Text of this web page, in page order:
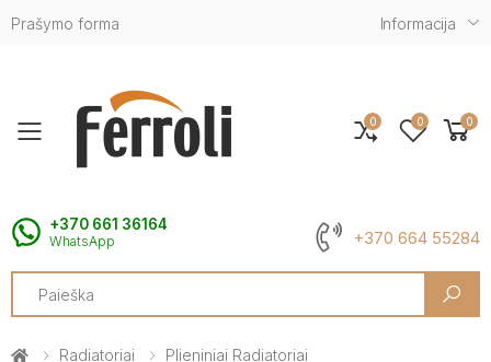
Prašymo forma Informacija
Toggle mobile menu
+370 661 36164
WhatsApp +370 664 55284
Search
0 0 0
Radiatoriai
Plieniniai Radiatoriai